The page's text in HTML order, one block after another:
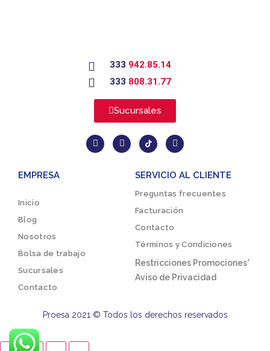
333 942.85.14
333 808.31.77
Sucursales
EMPRESA
Inicio
Blog
Nosotros
Bolsa de trabajo
Sucursales
Contacto
SERVICIO AL CLIENTE
Preguntas frecuentes
Facturación
Contacto
Términos y Condiciones
Restricciones Promociones*
Aviso de Privacidad
Proesa 2021 © Todos los derechos reservados